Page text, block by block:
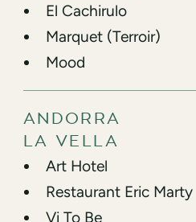
El Cachirulo
Marquet (Terroir)
Mood
ANDORRA
LA VELLA
Art Hotel
Restaurant Eric Marty
Vi To Be